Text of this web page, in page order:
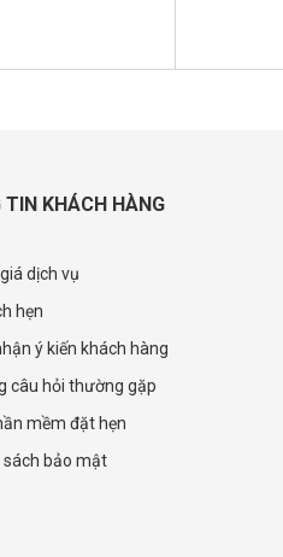
TIN KHÁCH HÀNG
dịch vụ
hẹn
ý kiến khách hàng
câu hỏi thường gặp
mềm đặt hẹn
sách bảo mật